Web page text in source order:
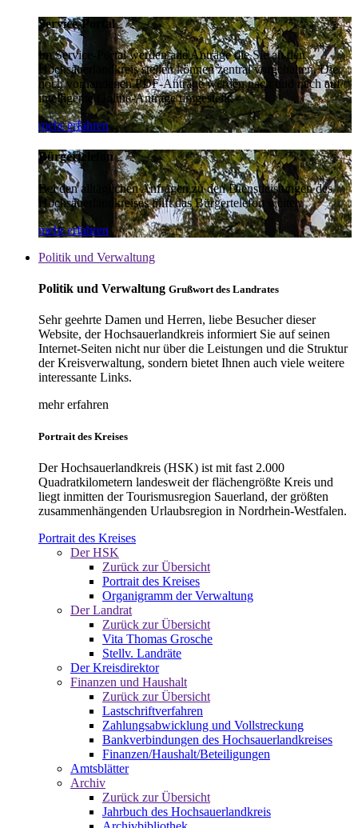
Service-Portal
Im Service-Portal werden alle Anträge die Sie an den
Hochsauerlandkreis stellen können zentral vorgehalten. Die
noch vorhandenen PDF-Anträge werden nach und nach auf
intelligente Online-Anträge umgestellt.
mehr erfahren
Bürgertelefon
Bei den alltäglichen Anfragen zu den Dienstleistungen des
Hochsauerlandkreises hilft das Bürgertelefon weiter.
mehr erfahren
Politik und Verwaltung
Politik und Verwaltung Grußwort des Landrates
Sehr geehrte Damen und Herren, liebe Besucher dieser
Website, der Hochsauerlandkreis informiert Sie auf seinen
Internet-Seiten nicht nur über die Leistungen und die Struktur
der Kreisverwaltung, sondern bietet Ihnen auch viele weitere
interessante Links.
mehr erfahren
Portrait des Kreises
Der Hochsauerlandkreis (HSK) ist mit fast 2.000
Quadratkilometern landesweit der flächengrößte Kreis und
liegt inmitten der Tourismusregion Sauerland, der größten
zusammenhängenden Urlaubsregion in Nordrhein-Westfalen.
Portrait des Kreises
Der HSK
Zurück zur Übersicht
Portrait des Kreises
Organigramm der Verwaltung
Der Landrat
Zurück zur Übersicht
Vita Thomas Grosche
Stellv. Landräte
Der Kreisdirektor
Finanzen und Haushalt
Zurück zur Übersicht
Lastschriftverfahren
Zahlungsabwicklung und Vollstreckung
Bankverbindungen des Hochsauerlandkreises
Finanzen/Haushalt/Beteiligungen
Amtsblätter
Archiv
Zurück zur Übersicht
Jahrbuch des Hochsauerlandkreis